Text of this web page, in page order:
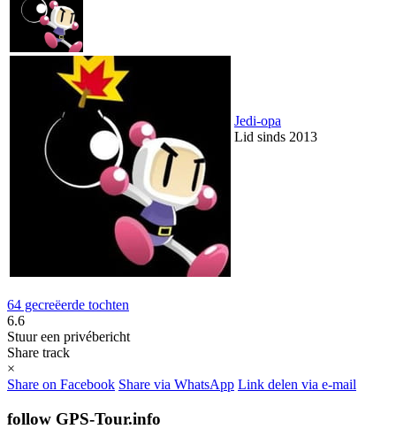
Jedi-opa
Lid sinds 2013
64 gecreëerde tochten
6.6
Stuur een privébericht
Share track
×
Share on Facebook Share via WhatsApp Link delen via e-mail
follow GPS-Tour.info